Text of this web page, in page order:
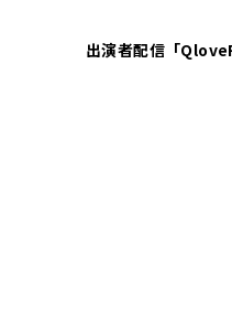
出演者配信「